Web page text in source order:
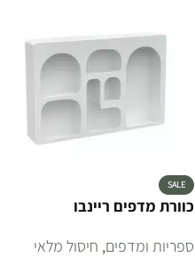
SALE
כוורת מדפים ריינבו
ספריות ומדפים, חיסול מלאי